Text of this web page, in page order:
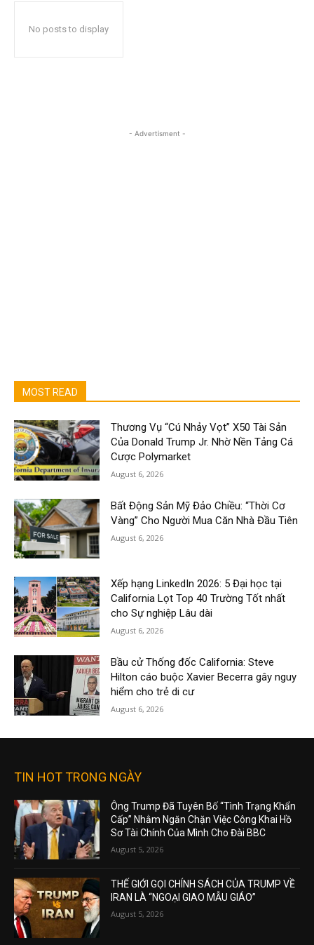
No posts to display
- Advertisment -
MOST READ
Thương Vụ “Cú Nhảy Vọt” X50 Tài Sản
Của Donald Trump Jr. Nhờ Nền Tảng Cá
Cược Polymarket
August 6, 2026
Bất Động Sản Mỹ Đảo Chiều: “Thời Cơ
Vàng” Cho Người Mua Căn Nhà Đầu Tiên
August 6, 2026
Xếp hạng LinkedIn 2026: 5 Đại học tại
California Lọt Top 40 Trường Tốt nhất
cho Sự nghiệp Lâu dài
August 6, 2026
Bầu cử Thống đốc California: Steve
Hilton cáo buộc Xavier Becerra gây nguy
hiểm cho trẻ di cư
August 6, 2026
TIN HOT TRONG NGÀY
Ông Trump Đã Tuyên Bố “Tình Trạng Khẩn
Cấp” Nhằm Ngăn Chặn Việc Công Khai Hồ
Sơ Tài Chính Của Mình Cho Đài BBC
August 5, 2026
THẾ GIỚI GỌI CHÍNH SÁCH CỦA TRUMP VỀ
IRAN LÀ “NGOẠI GIAO MẪU GIÁO”
August 5, 2026